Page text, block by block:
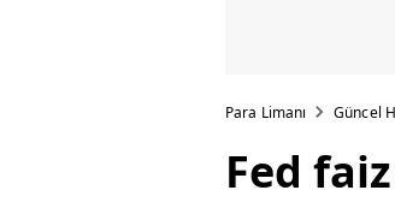
Para Limanı Güncel
Fed